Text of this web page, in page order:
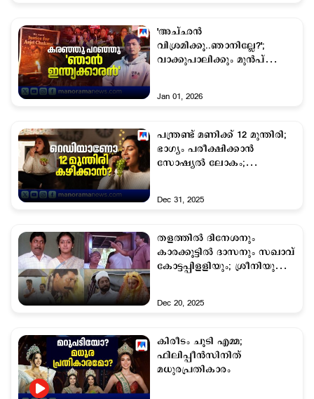
'അച്ഛന്‍
വിശ്രമിക്കൂ..ഞാനില്ലേ?';
വാക്കുപാലിക്കും മുന്‍പ്
Jan 01, 2026
പന്ത്രണ്ട് മണിക്ക് 12 മുന്തിരി;
ഭാഗ്യം പരീക്ഷിക്കാന്‍
സോഷ്യല്‍ ലോകം;
Dec 31, 2025
തളത്തില്‍ ദിനേശനും
കാരക്കൂട്ടില്‍ ദാസനും സഖാവ്
കോട്ടപ്പിളളിയും; ശ്രീനിയുടെ
Dec 20, 2025
കിരീടം ചൂടി എമ്മ;
ഫിലിപ്പീന്‍സിനിത്
മധുരപ്രതികാരം